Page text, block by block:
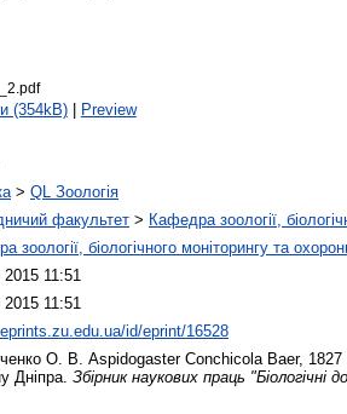
(354kB)| Preview
> QL Зоологія
факультет > Кафедра зоології,
зоології, біологічного моніторингу та
11:51
11:51
id/eprint/16528
О. В. Aspidogaster Conchicola Baer,
Дніпра. Збірник наукових праць "Біологічні